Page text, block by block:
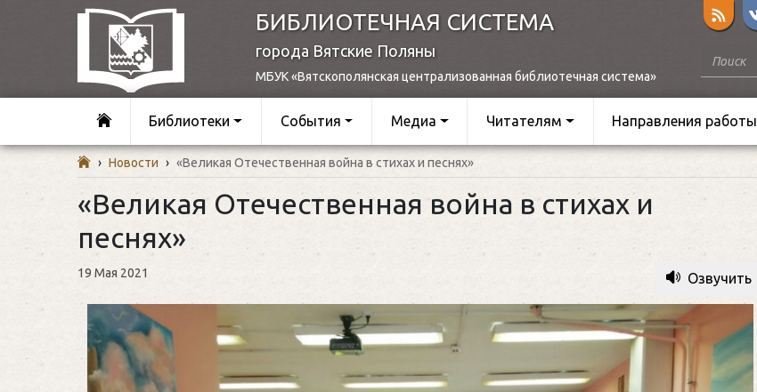
БИБЛИОТЕЧНАЯ СИСТЕМА
города Вятские Поляны
МБУК «Вятскополянская централизованная библиотечная система»
Библиотеки События Медиа Читателям Направления работы
› Новости › «Великая Отечественная война в стихах и песнях»
«Великая Отечественная война в стихах и
песнях»
19 Мая 2021 Озвучить